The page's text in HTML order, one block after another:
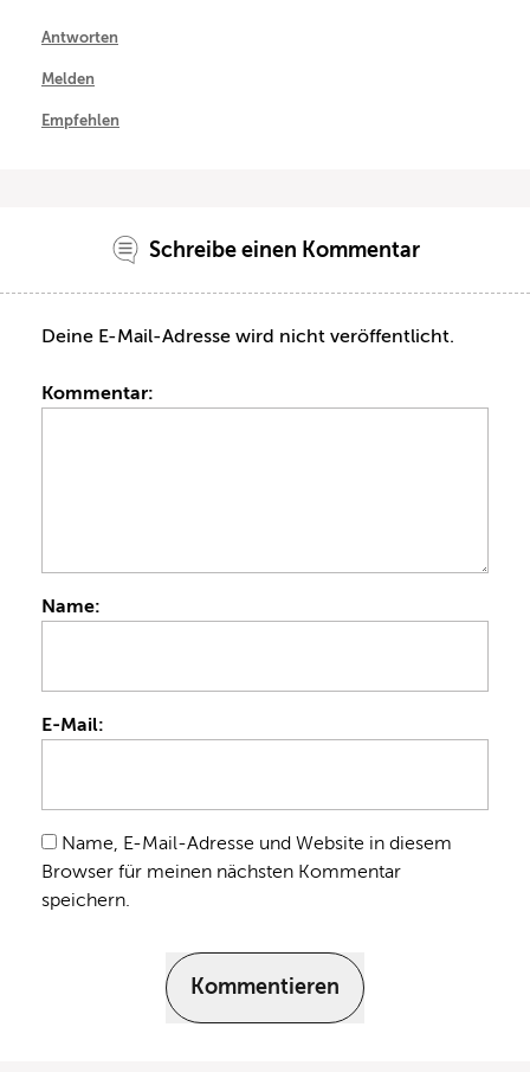
Antworten
Melden
Empfehlen
Schreibe einen Kommentar
Deine E-Mail-Adresse wird nicht veröffentlicht.
Kommentar:
Name:
E-Mail:
Name, E-Mail-Adresse und Website in diesem
Browser für meinen nächsten Kommentar
speichern.
Kommentieren